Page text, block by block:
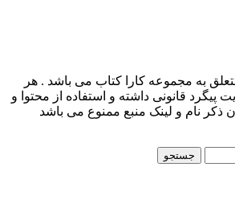
به مجموعه کارا کتاب می باشد . هر
پیگرد قانونی داشته و استفاده از محتوا و
نام و لینک منبع ممنوع می باشد
جستجو